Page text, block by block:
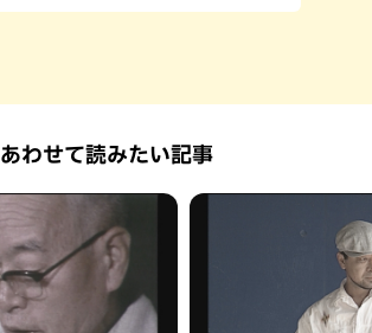
あわせて読みたい記事